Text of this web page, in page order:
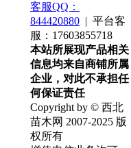
客服QQ：
844420880 | 平台客
服：17603855718
本站所展现产品相关
信息均来自商铺所属
企业，对此不承担任
何保证责任
Copyright by © 西北
苗木网 2007-2025 版
权所有